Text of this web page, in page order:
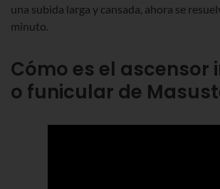
una subida larga y cansada, ahora se
minuto.
Cómo es el ascensor
o funicular de